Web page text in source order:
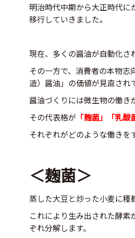
明治時代中期から大正時代
移行していきました。
現在、多くの醤油が自動化さ
その一方で、消費者の本物
造）醤油」の価値が見直され
醤油づくりには微生物の働き
その代表格が 「麹菌」「乳
それぞれがどのような働きを
＜麹菌＞
蒸した大豆と炒った小麦に種
これにより生み出された酵
ぞれ分解します。